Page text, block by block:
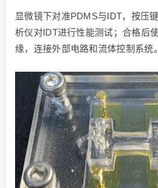
显微镜下对准PDMS与IDT，按压
析仪对IDT进行性能测试；合格后
缘，连接外部电路和流体控制系统。